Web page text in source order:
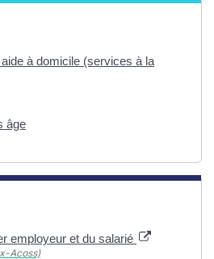
à domicile (services à la
âge
employeur et du salarié
Acoss)